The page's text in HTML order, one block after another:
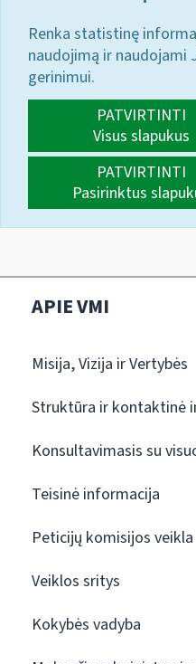
Renka statistinę
naudojimą ir naudojami
gerinimui.
PATVIRTINTI
Visus slapukus
PATVIRTINTI
Pasirinktus
APIE VMI
Misija, Vizija ir Vertybės
Struktūra ir kontaktinė
Konsultavimasis su
Teisinė informacija
Peticijų komisijos veikla
Veiklos sritys
Kokybės vadyba